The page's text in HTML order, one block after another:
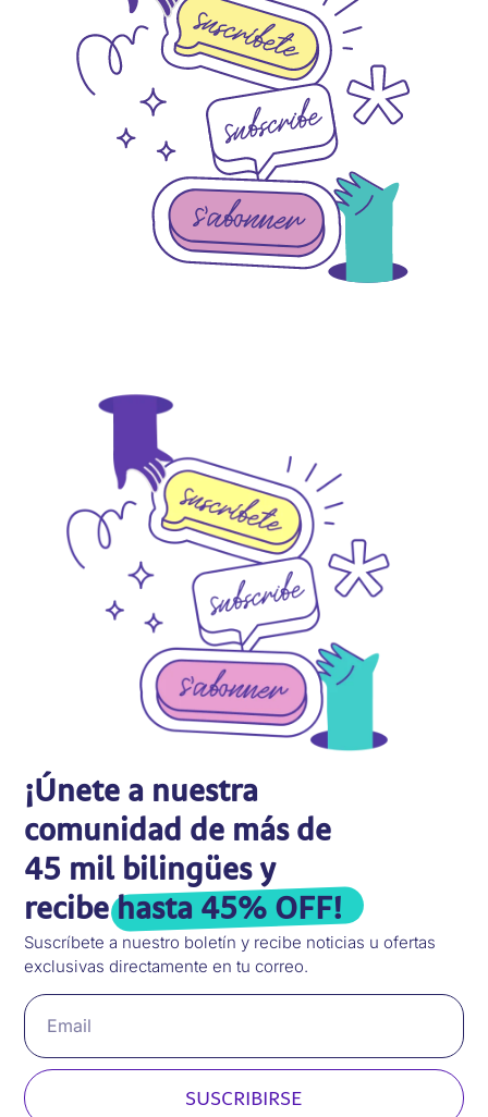
¡Únete a nuestra
comunidad de más de
45 mil bilingües y
recibehasta 45% OFF!
Suscríbete a nuestro boletín y recibe noticias u ofertas
exclusivas directamente en tu correo.
SUSCRIBIRSE